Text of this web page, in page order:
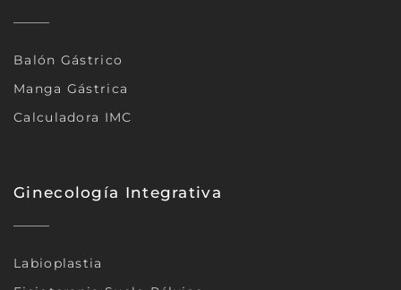
Balón Gástrico
Manga Gástrica
Calculadora IMC
Ginecología Integrativa
Labioplastia